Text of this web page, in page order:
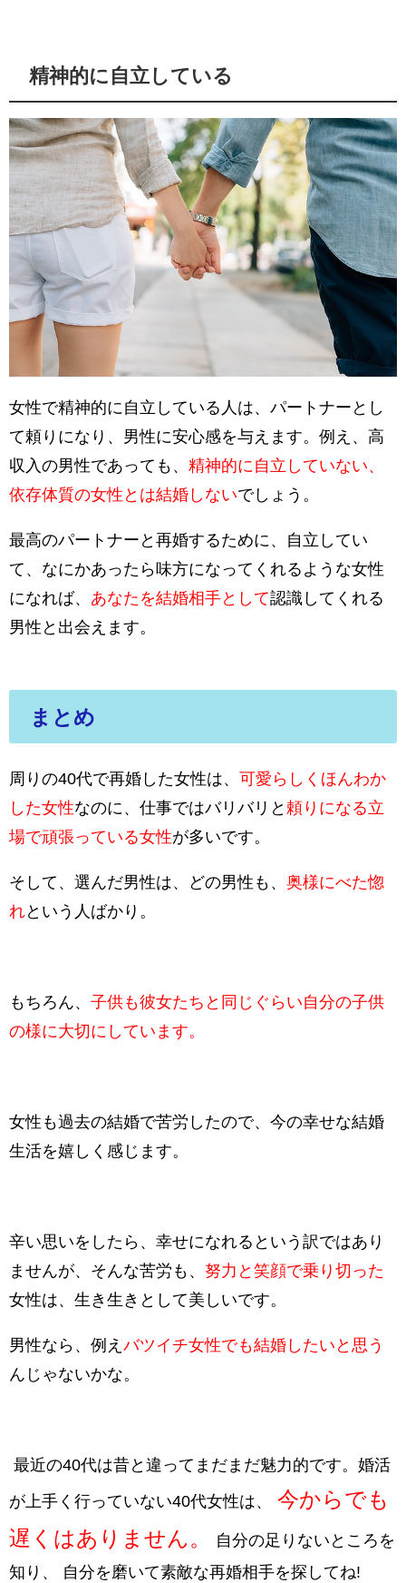
精神的に自立している
女性で精神的に自立している人は、パートナーとし
て頼りになり、男性に安心感を与えます。例え、高
収入の男性であっても、 精神的に自立していない、
依存体質の女性とは結婚しないでしょう。
最高のパートナーと再婚するために、自立してい
て、なにかあったら味方になってくれるような女性
になれば、 あなたを結婚相手として認識してくれる
男性と出会えます。
まとめ
周りの40代で再婚した女性は、 可愛らしくほんわか
した女性なのに、仕事ではバリバリと 頼りになる立
場で頑張っている女性が多いです。
そして、選んだ男性は、どの男性も、 奥様にべた惚
れという人ばかり。
もちろん、 子供も彼女たちと同じぐらい自分の子供
の様に大切にしています。
女性も過去の結婚で苦労したので、今の幸せな結婚
生活を嬉しく感じます。
辛い思いをしたら、幸せになれるという訳ではあり
ませんが、そんな苦労も、 努力と笑顔で乗り切った
女性は、生き生きとして美しいです。
男性なら、例え バツイチ女性でも結婚したいと思う
んじゃないかな。
最近の40代は昔と違ってまだまだ魅力的です。婚活
が上手く行っていない40代女性は、
今からでも
遅くはありません。
自分の足りないところを
知り、 自分を磨いて素敵な再婚相手を探してね!